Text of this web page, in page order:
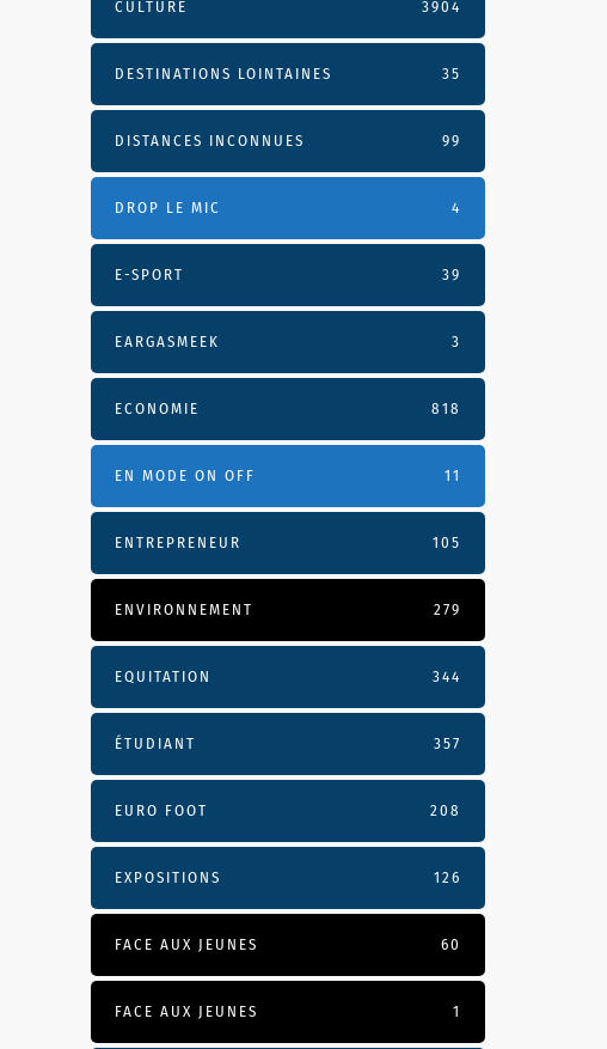
CULTURE 3904
DESTINATIONS LOINTAINES 35
DISTANCES INCONNUES 99
DROP LE MIC 4
E-SPORT 39
EARGASMEEK 3
ECONOMIE 818
EN MODE ON OFF 11
ENTREPRENEUR 105
ENVIRONNEMENT 279
EQUITATION 344
ÉTUDIANT 357
EURO FOOT 208
EXPOSITIONS 126
FACE AUX JEUNES 60
FACE AUX JEUNES 1